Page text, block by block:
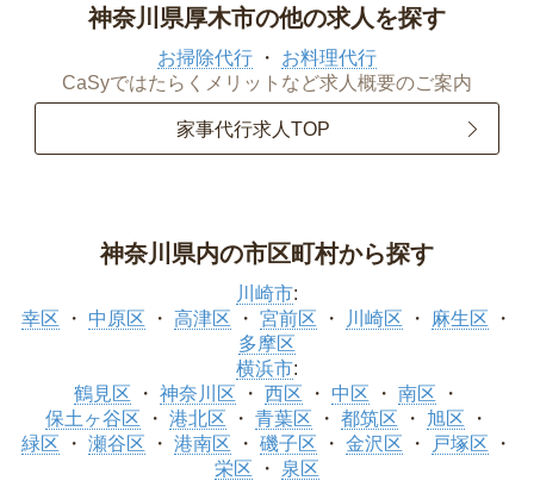
神奈川県厚木市の他の求人を探す
お掃除代行
お料理代行
CaSyではたらくメリットなど求人概要のご案内
家事代行求人TOP
神奈川県内の市区町村から探す
川崎市:
幸区
中原区 高津区 宮前区 川崎区
麻生区
多摩区
横浜市:
鶴見区
神奈川区 西区 中区
南区
保土ヶ谷区
港北区 青葉区 都筑区
旭区
緑区
瀬谷区 港南区 磯子区 金沢区
戸塚区
栄区
泉区